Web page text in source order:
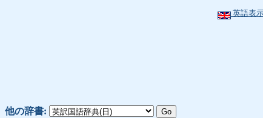
英語表
他の辞書: